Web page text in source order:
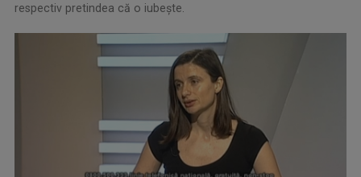
respectiv pretindea că o iubește.